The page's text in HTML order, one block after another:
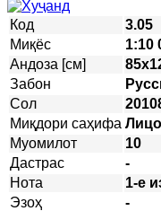
Код
3.05
Миқёс
1:10
Андоза [см]
Забон
Сол
Миқдори саҳифа Лицо
Муомилот
10
Дастрас
-
Нота
1-е
Эзоҳ
-